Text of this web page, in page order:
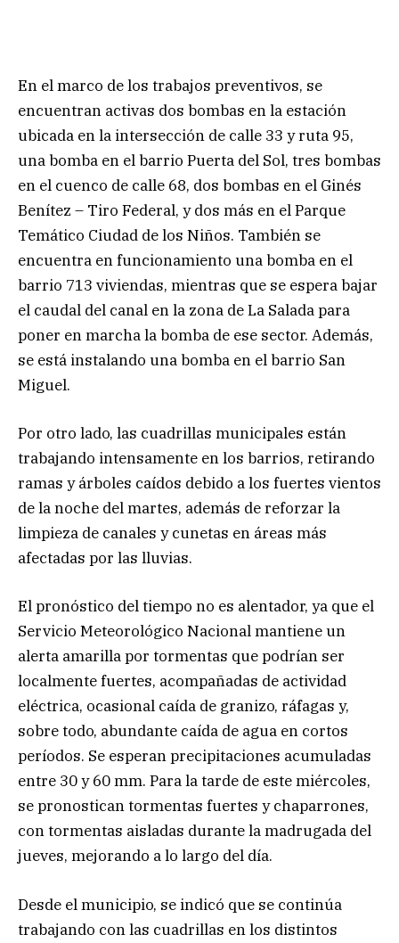
En el marco de los trabajos preventivos, se
encuentran activas dos bombas en la estación
ubicada en la intersección de calle 33 y ruta 95,
una bomba en el barrio Puerta del Sol, tres bombas
en el cuenco de calle 68, dos bombas en el Ginés
Benítez – Tiro Federal, y dos más en el Parque
Temático Ciudad de los Niños. También se
encuentra en funcionamiento una bomba en el
barrio 713 viviendas, mientras que se espera bajar
el caudal del canal en la zona de La Salada para
poner en marcha la bomba de ese sector. Además,
se está instalando una bomba en el barrio San
Miguel.
Por otro lado, las cuadrillas municipales están
trabajando intensamente en los barrios, retirando
ramas y árboles caídos debido a los fuertes vientos
de la noche del martes, además de reforzar la
limpieza de canales y cunetas en áreas más
afectadas por las lluvias.
El pronóstico del tiempo no es alentador, ya que el
Servicio Meteorológico Nacional mantiene un
alerta amarilla por tormentas que podrían ser
localmente fuertes, acompañadas de actividad
eléctrica, ocasional caída de granizo, ráfagas y,
sobre todo, abundante caída de agua en cortos
períodos. Se esperan precipitaciones acumuladas
entre 30 y 60 mm. Para la tarde de este miércoles,
se pronostican tormentas fuertes y chaparrones,
con tormentas aisladas durante la madrugada del
jueves, mejorando a lo largo del día.
Desde el municipio, se indicó que se continúa
trabajando con las cuadrillas en los distintos